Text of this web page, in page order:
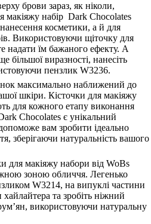
брови зараз, як ніколи,
макіяжу набір Dark Chocolates
косметики, а й для
Використовуючи щіточку для
надати їм бажаного ефекту. А
більшої виразності, нанесіть
пензлик W3236.
максимально наближений до
шкіри. Кісточки для макіяжу
для кожного етапу виконання
Chocolates є унікальний
вам зробити ідеально
зберігаючи натуральність вашого
для макіяжу набори від WoBs
зоною обличчя. Легенько
W3214, на випуклі частини
та зробіть ніжний
використовуючи натуральну